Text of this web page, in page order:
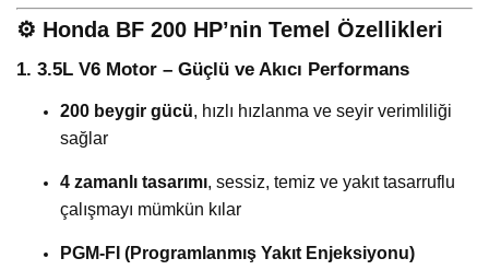
⚙️ Honda BF 200 HP’nin Temel Özellikleri
1. 3.5L V6 Motor – Güçlü ve Akıcı Performans
200 beygir gücü, hızlı hızlanma ve seyir verimliliği
sağlar
4 zamanlı tasarımı, sessiz, temiz ve yakıt tasarruflu
çalışmayı mümkün kılar
PGM-FI (Programlanmış Yakıt Enjeksiyonu)